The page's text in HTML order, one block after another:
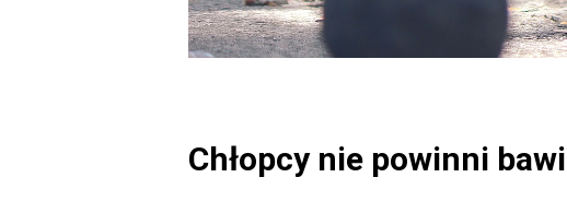
Chłopcy nie powinni